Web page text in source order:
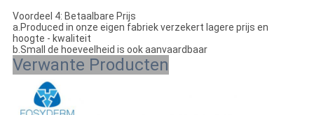
Voordeel 4: Betaalbare Prijs
a.Produced in onze eigen fabriek verzekert lagere prijs en
hoogte - kwaliteit
b.Small de hoeveelheid is ook aanvaardbaar
Verwante Producten